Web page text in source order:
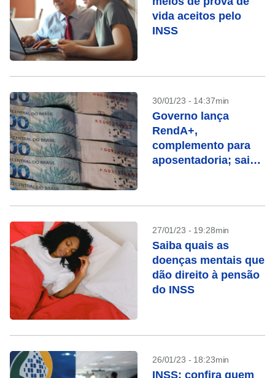
vida aceitos pelo
INSS
30/01/23 - 14:37min
Governo lança
RendA+,
complemento para
aposentadoria; saiba
27/01/23 - 19:28min
Saiba quais as
doenças mentais que
dão direito à pensão
do INSS
26/01/23 - 18:23min
INSS: confira quem